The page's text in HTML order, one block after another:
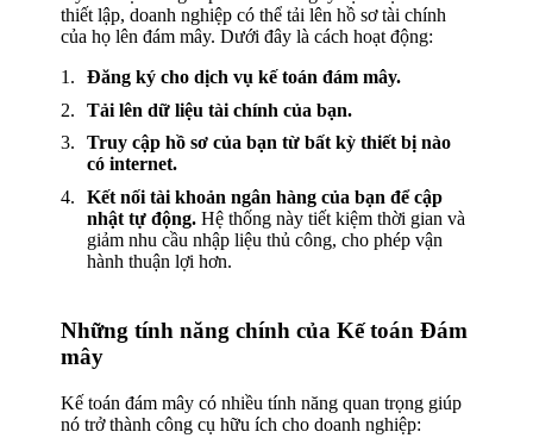
thiết lập, doanh nghiệp có thể tải lên hồ sơ tài chính
của họ lên đám mây. Dưới đây là cách hoạt động:
Đăng ký cho dịch vụ kế toán đám mây.
Tải lên dữ liệu tài chính của bạn.
Truy cập hồ sơ của bạn từ bất kỳ thiết bị nào
có internet.
Kết nối tài khoản ngân hàng của bạn để cập
nhật tự động. Hệ thống này tiết kiệm thời gian và
giảm nhu cầu nhập liệu thủ công, cho phép vận
hành thuận lợi hơn.
Những tính năng chính của Kế toán Đám
mây
Kế toán đám mây có nhiều tính năng quan trọng giúp
nó trở thành công cụ hữu ích cho doanh nghiệp: